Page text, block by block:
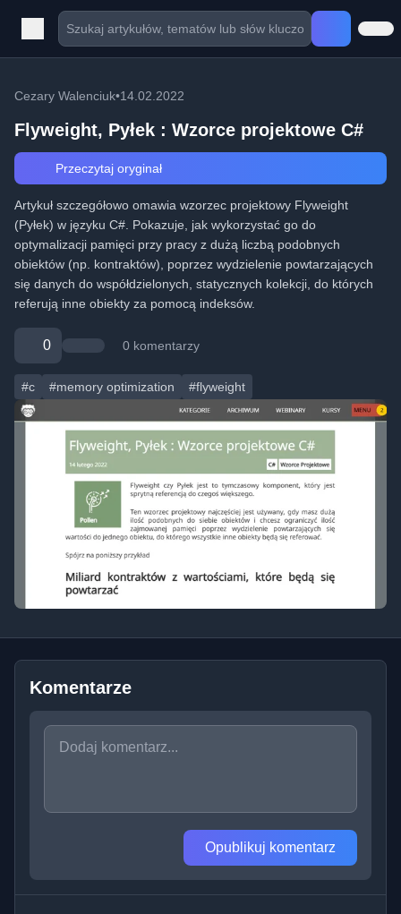
Cezary Walenciuk•14.02.2022
Flyweight, Pyłek : Wzorce projektowe C#
Przeczytaj oryginał
Artykuł szczegółowo omawia wzorzec projektowy Flyweight
(Pyłek) w języku C#. Pokazuje, jak wykorzystać go do
optymalizacji pamięci przy pracy z dużą liczbą podobnych
obiektów (np. kontraktów), poprzez wydzielenie powtarzających
się danych do współdzielonych, statycznych kolekcji, do których
referują inne obiekty za pomocą indeksów.
0 0 komentarzy
#c #memory optimization #flyweight
Komentarze
Opublikuj komentarz